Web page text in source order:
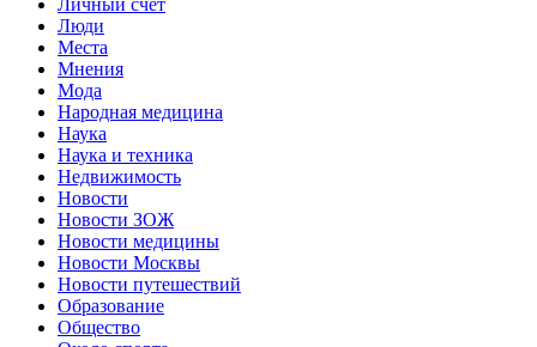
Люди
Места
Мнения
Мода
Народная медицина
Наука
Наука и техника
Недвижимость
Новости
Новости ЗОЖ
Новости медицины
Новости Москвы
Новости путешествий
Образование
Общество